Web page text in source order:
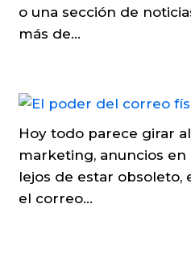
o una sección de
más de...
Hoy todo parece girar
marketing, anuncios en
lejos de estar obsoleto,
el correo...